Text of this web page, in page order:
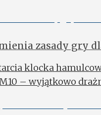
zasady gry
klocka
– wyjątkowo